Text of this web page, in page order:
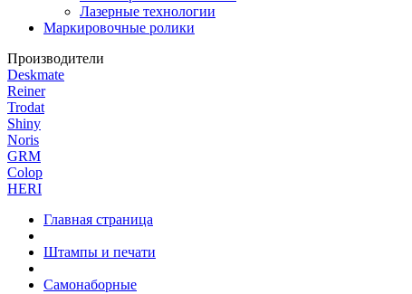
Лазерные технологии
Маркировочные ролики
Производители
Deskmate
Reiner
Trodat
Shiny
Noris
GRM
Colop
HERI
Главная страница
Штампы и печати
Самонаборные